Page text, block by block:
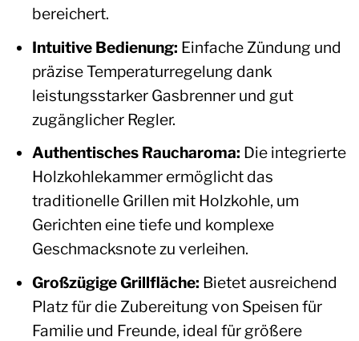
bereichert.
Intuitive Bedienung: Einfache Zündung und
präzise Temperaturregelung dank
leistungsstarker Gasbrenner und gut
zugänglicher Regler.
Authentisches Raucharoma: Die integrierte
Holzkohlekammer ermöglicht das
traditionelle Grillen mit Holzkohle, um
Gerichten eine tiefe und komplexe
Geschmacksnote zu verleihen.
Großzügige Grillfläche: Bietet ausreichend
Platz für die Zubereitung von Speisen für
Familie und Freunde, ideal für größere